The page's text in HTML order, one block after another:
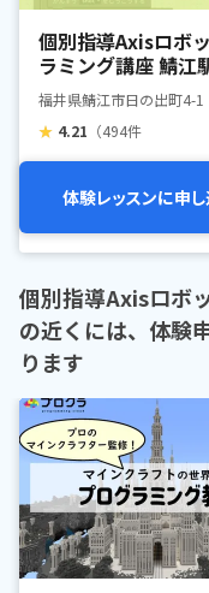
個別指導Axisロボ
ラミング講座 鯖江
福井県鯖江市日の出町4-1
★ 4.21 （494件
体験レッスンに申
個別指導Axisロボ
の近くには、体験
ります